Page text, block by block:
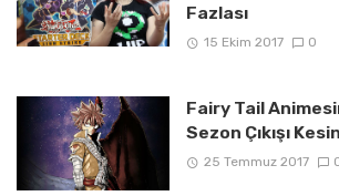
Fazlası
15 Ekim 2017 0
Fairy Tail
Sezon Çıkışı
25 Temmuz 2017